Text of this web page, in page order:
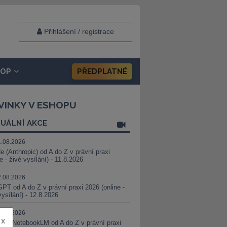
Přihlášení / registrace
PŘEDPLATNÉ
V ESHOPU
AKCE
(Anthropic) od A do Z v právní praxi
- živé vysílání) - 11.8.2026
od A do Z v právní praxi 2026 (online -
- 12.8.2026
a NotebookLM od A do Z v právní praxi
x